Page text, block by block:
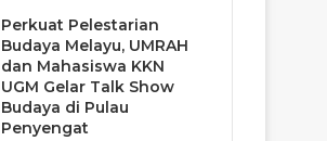
Perkuat Pelestarian
Budaya Melayu, UMRAH
dan Mahasiswa KKN
UGM Gelar Talk Show
Budaya di Pulau
Penyengat